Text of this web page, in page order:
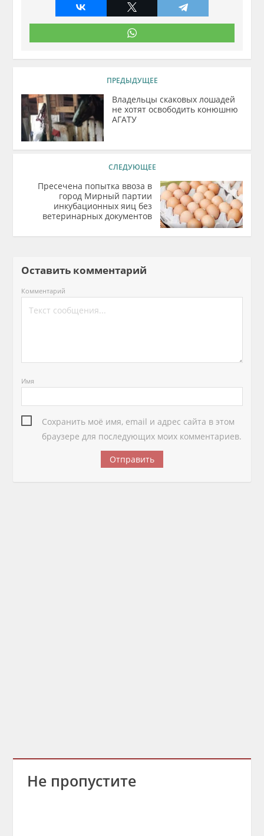
ПРЕДЫДУЩЕЕ
Владельцы скаковых лошадей
не хотят освободить конюшню
АГАТУ
СЛЕДУЮЩЕЕ
Пресечена попытка ввоза в
город Мирный партии
инкубационных яиц без
ветеринарных документов
Оставить комментарий
Комментарий
Имя
Сохранить моё имя, email и адрес сайта в этом
браузере для последующих моих комментариев.
Не пропустите